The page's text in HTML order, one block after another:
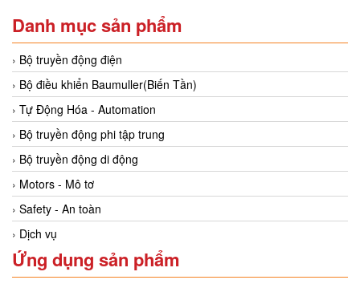
Danh mục sản phẩm
Bộ truyền động điện
Bộ điều khiển Baumuller(Biến Tần)
Tự Động Hóa - Automation
Bộ truyền động phi tập trung
Bộ truyền động di động
Motors - Mô tơ
Safety - An toàn
Dịch vụ
Ứng dụng sản phẩm